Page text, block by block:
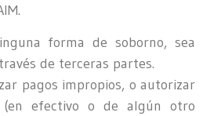
forma de soborno, sea
de terceras partes.
pagos impropios, o autorizar
(en efectivo o de algún otro